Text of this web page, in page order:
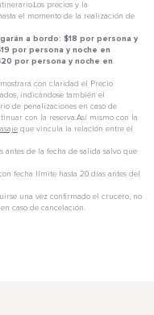
precios y la
el momento de la realización de
a bordo: $18 por persona y
por persona y noche en
por persona y noche en
con claridad el Precio
indicándose también el
de penalizaciones en caso de
con la reserva.Así mismo con la
que vincula la relación entre el
antes de la fecha de salida salvo que
fecha límite hasta 20 días antes del
una vez confirmado el crucero, no
caso de cancelación.